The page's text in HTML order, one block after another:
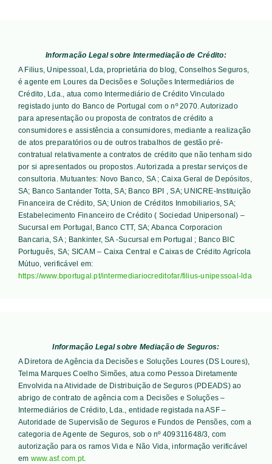
Informação Legal sobre Intermediação de Crédito:
A Filius, Unipessoal, Lda, proprietária do blog, Conselhos Seguros,
é agente em Loures da Decisões e Soluções Intermediários de
Crédito, Lda., atua como Intermediário de Crédito Vinculado
registado junto do Banco de Portugal com o nº 2070. Autorizado
para apresentação ou proposta de contratos de crédito a
consumidores e assistência a consumidores, mediante a realização
de atos preparatórios ou de outros trabalhos de gestão pré-
contratual relativamente a contratos de crédito que não tenham sido
por si apresentados ou propostos. Autorizada a prestar serviços de
consultoria. Mutuantes: Novo Banco, SA ; Caixa Geral de Depósitos,
SA; Banco Santander Totta, SA; Banco BPI , SA; UNICRE-Instituição
Financeira de Crédito, SA; Union de Créditos Inmobiliarios, SA;
Estabelecimento Financeiro de Crédito ( Sociedad Unipersonal) –
Sucursal em Portugal, Banco CTT, SA; Abanca Corporacion
Bancaria, SA ; Bankinter, SA -Sucursal em Portugal ; Banco BIC
Português, SA; SICAM – Caixa Central e Caixas de Crédito Agrícola
Mútuo , verificável em:
https://www.bportugal.pt/intermediariocreditofar/filius-unipessoal-lda
Informação Legal sobre Mediação de Seguros:
A Diretora de Agência da Decisões e Soluções Loures (DS Loures),
Telma Marques Coelho Simões, atua como Pessoa Diretamente
Envolvida na Atividade de Distribuição de Seguros (PDEADS) ao
abrigo de contrato de agência com a Decisões e Soluções –
Intermediários de Crédito, Lda., entidade registada na ASF –
Autoridade de Supervisão de Seguros e Fundos de Pensões, com a
categoria de Agente de Seguros, sob o nº 409311648/3, com
autorização para os ramos Vida e Não Vida, informação verificável
em www.asf.com.pt.